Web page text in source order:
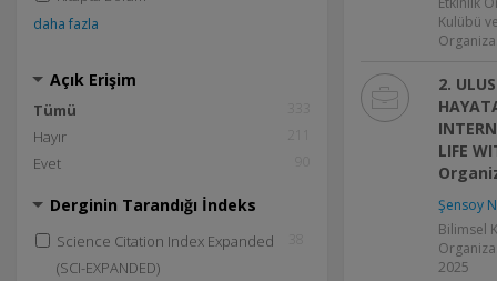
daha fazla
Açık Erişim
Tümü
Hayır
Evet
Derginin Tarandığı İndeks
Science Citation Index Expanded
(SCI-EXPANDED)
Kulübü
2.
LIFE
Şensoy
Bilimsel
2025